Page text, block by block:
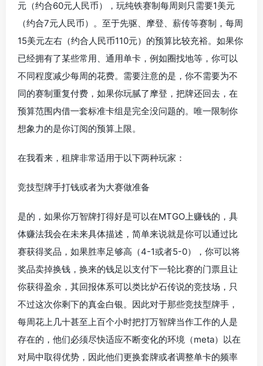
元（约合60元人民币），玩纯铁赛制每周则只需要1美元
（约合7元人民币）。至于先驱、摩登、薪传等赛制，每周
15美元左右（约合人民币110元）的预算比较充裕。如果你
已经拥有了某些常用、通用单卡，例如圈找地等，你可以
不同程度减少每周的花费。需要注意的是，你不需要为不
同的赛制重复付费，如果你玩腻了摩登，把牌还回去，在
预算范围内借一套标准卡组是完全没问题的。唯一限制你
想象力的是你订阅的预算上限。
在我看来，租牌非常适用于以下两种玩家：
竞技型牌手打钱或者为大赛做准备
是的，如果你万智牌打得好是可以在MTGO上赚钱的，具
体赚法我会在未来具体描述，简单来说就是你可以通过比
赛获得奖品，如果胜率足够高（4-1或者5-0），你可以将
奖品卖掉换钱，换来的钱足以支付下一轮比赛的门票且让
你获得盈余，其回报体系可以类比炉石传说的竞技场，只
不过这次你剩下的真金白银。因此对于那些竞技型牌手，
每周花上几十甚至上百个小时把打万智牌当作工作的人是
存在的，他们必须尽快适应不断变化的环境（meta）以在
对局中取得优势，因此他们更换套牌或者调整单卡的频率